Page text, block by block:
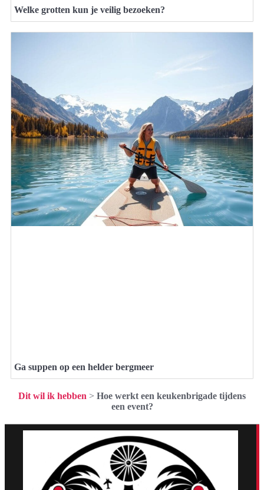
Welke grotten kun je veilig bezoeken?
Ga suppen op een helder bergmeer
Dit wil ik hebben > Hoe werkt een keukenbrigade tijdens
een event?